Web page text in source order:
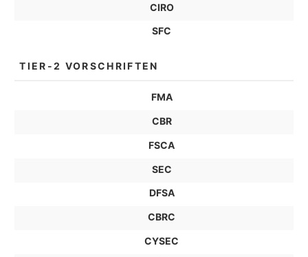
CIRO
SFC
TIER-2 VORSCHRIFTEN
FMA
CBR
FSCA
SEC
DFSA
CBRC
CYSEC